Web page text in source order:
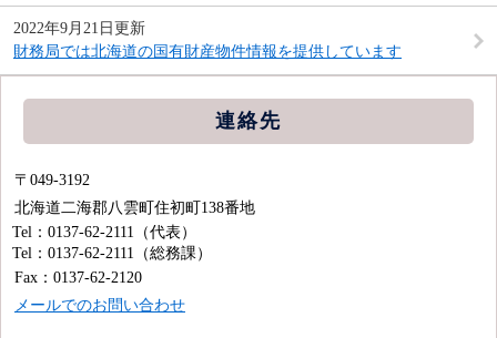
2022年9月21日更新
財務局では北海道の国有財産物件情報を提供しています
連絡先
〒049-3192
北海道二海郡八雲町住初町138番地
Tel：0137-62-2111 （代表）
Tel：0137-62-2111 （総務課）
Fax：0137-62-2120
メールでのお問い合わせ